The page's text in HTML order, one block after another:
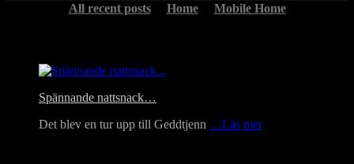
All recent posts Home Mobile Home
Spännande nattsnack…
Det blev en tur upp till Geddtjenn …Läs mer